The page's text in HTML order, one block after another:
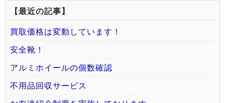
【最近の記事】
買取価格は変動しています！
安全靴！
アルミホイールの個数確認
不用品回収サービス